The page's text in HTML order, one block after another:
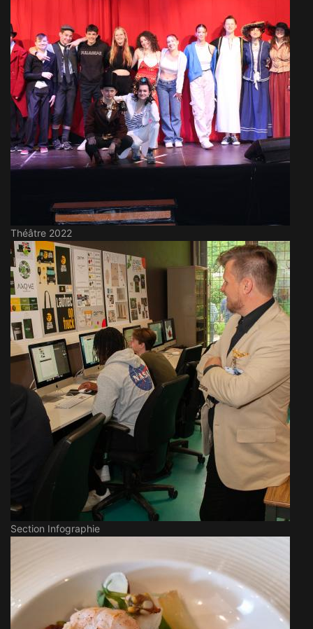
Théâtre 2022
Section Infographie